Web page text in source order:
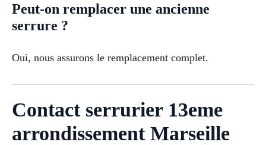
Peut-on remplacer une ancienne
serrure ?
Oui, nous assurons le remplacement complet.
Contact serrurier 13eme
arrondissement Marseille